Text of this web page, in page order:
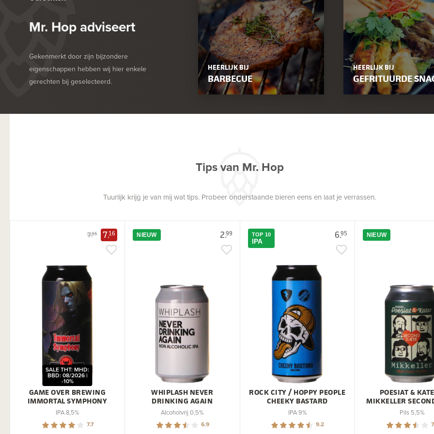
Mr. Hop adviseert
Gekenmerkt door zijn bijzondere
eigenschappen hebben wij hier enkele
gerechten bij geselecteerd.
HEERLIJK BIJ
BARBECUE
HEERLIJK BIJ
GEFRITUURDE
Tips van Mr. Hop
Tuurlijk krijg je van mij wat tips. Probeer onderstaande bieren eens en laat je verrassen.
7.95 7.16
GAME OVER BREWING
IMMORTAL SYMPHONY
SALE THT: MHD:
BBD: 08/2026 |
-10%
IPA 8,5%
7.7
2.99
NIEUW
WHIPLASH NEVER
DRINKING AGAIN
Alcoholvrij 0,5%
6.9
6.95
TOP 10
IPA
ROCK CITY / HOPPY PEOPLE
CHEEKY BASTARD
IPA 9%
9.2
NIEUW
POESIAT &
MIKKELLER
Pils 5,5%